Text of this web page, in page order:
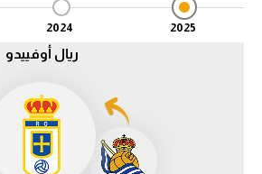
دوري أبطال أوروبا
دوري أبطال إفريقيا
2025
2024
ريال أوفييدو